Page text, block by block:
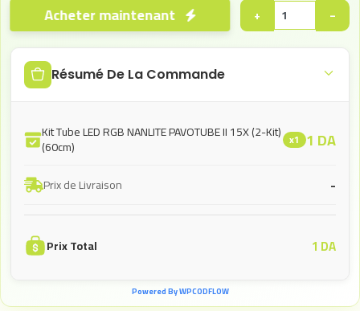
−
+
Acheter maintenant
Résumé De La Commande
Kit Tube LED RGB NANLITE PAVOTUBE II 15X (2-Kit)
(60cm) x1 1 DA
Prix de Livraison -
Prix Total 1 DA
Powered By WPCODFLOW